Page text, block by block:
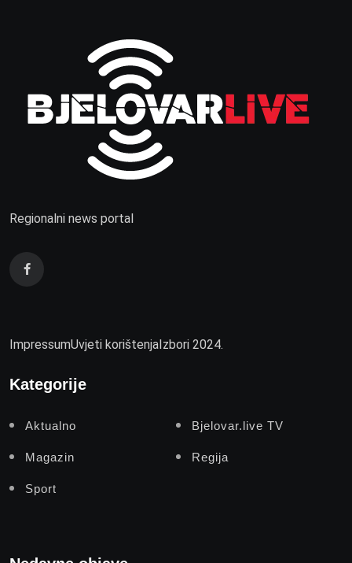
Regionalni news portal
ImpressumUvjeti korištenjaIzbori 2024.
Kategorije
Aktualno Bjelovar.live TV
Magazin Regija
Sport